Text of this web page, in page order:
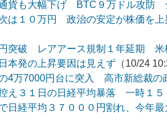
通貨も大幅下げ BTC９万ドル攻防
は１０万円 政治の安定が株価を
突破 レアアース規制１年延期 米
本発の上昇要因は見えず （10/24
4万7000円台に突入 高市新総裁の
え３１日の日経平均暴落 一時１５
日経平均３７０００円割れ、今年